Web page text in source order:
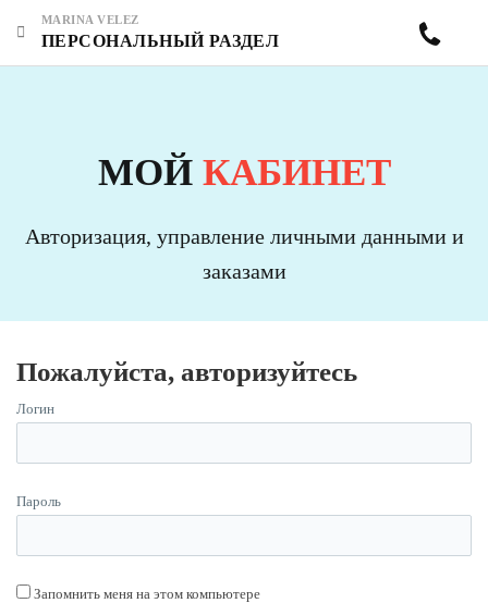
MARINA VELEZ
ПЕРСОНАЛЬНЫЙ РАЗДЕЛ
МОЙ КАБИНЕТ
Авторизация, управление личными данными и
заказами
Пожалуйста, авторизуйтесь
Логин
Пароль
Запомнить меня на этом компьютере